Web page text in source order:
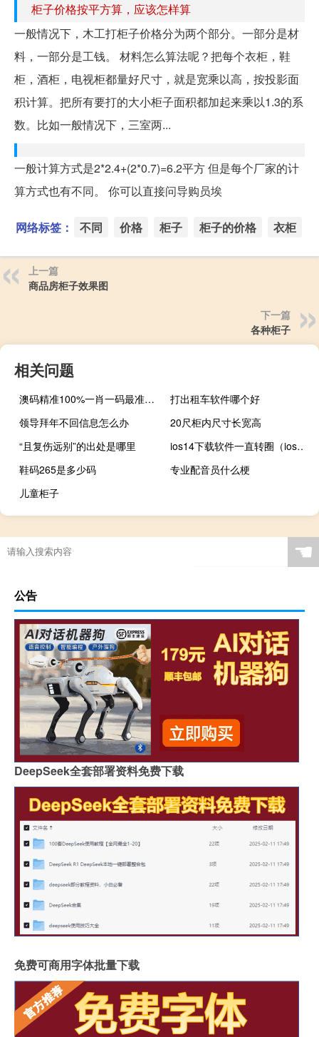
柜子价格按平方算，应该怎样算
一般情况下，木工打柜子价格分为两个部分。一部分是材
料，一部分是工钱。 材料怎么算法呢？把每个衣柜，鞋
柜，酒柜，电视柜都量好尺寸，就是宽乘以高，按投影面
积计算。把所有要打的大小柜子面积都加起来乘以1.3的系
数。比如一般情况下，三室两...
一般计算方式是2*2.4+(2*0.7)=6.2平方 但是每个厂家的计
算方式也有不同。 你可以直接问导购员埃
网络标签： 不同 价格 柜子 柜子的价格 衣柜
上一篇
商品房柜子效果图
下一篇
各种柜子
相关问题
澳码精准100%一肖一码最准肖，闪电战精选答案落实_低端版81.5
打出租车软件哪个好
领导拜年不回信息怎么办
20尺柜内尺寸长宽高
“且复伤远别”的出处是哪里
ios14下载软件一直转圈（ios14下载）
鞋码265是多少码
专业配音员什么梗
儿童柜子
☚
公告
DeepSeek全套部署资料免费下载
免费可商用字体批量下载